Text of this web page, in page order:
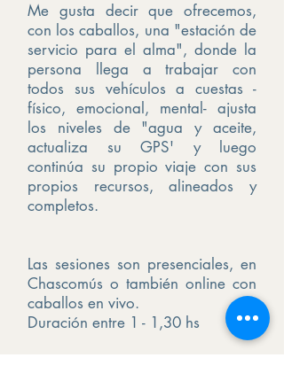
Me gusta decir que ofrecemos,
con los caballos, una "estación de
servicio para el alma", donde la
persona llega a trabajar con
todos sus vehículos a cuestas -
físico, emocional, mental- ajusta
los niveles de "agua y aceite,
actualiza su GPS' y luego
continúa su propio viaje con sus
propios recursos, alineados y
completos.
Las sesiones son presenciales, en
Chascomús o también online con
caballos en vivo.
Duración entre 1 - 1,30 hs